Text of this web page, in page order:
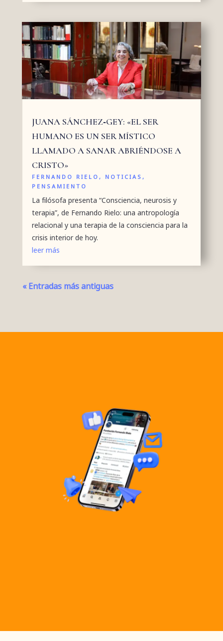
JUANA SÁNCHEZ‑GEY: «EL SER
HUMANO ES UN SER MÍSTICO
LLAMADO A SANAR ABRIÉNDOSE A
CRISTO»
FERNANDO RIELO, NOTICIAS,
PENSAMIENTO
La filósofa presenta “Consciencia, neurosis y
terapia”, de Fernando Rielo: una antropología
relacional y una terapia de la consciencia para la
crisis interior de hoy.
leer más
« Entradas más antiguas